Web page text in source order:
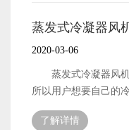
场口碑越好，那么也
了。 以上便是与蒸
量有关的一些比较重
要重点关注起来。
机设备润滑油要怎
的检查工作。定期地
时地了解风机设备的
工作状态之后，也就
油想要添加得正确，
蒸发式冷凝器风
2020-03-06
蒸发式冷凝器风机
所以用户想要自己的
然也就需要做好风机
么，风机设备的日常
了解详情